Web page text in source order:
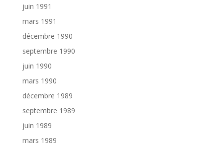
juin 1991
mars 1991
décembre 1990
septembre 1990
juin 1990
mars 1990
décembre 1989
septembre 1989
juin 1989
mars 1989